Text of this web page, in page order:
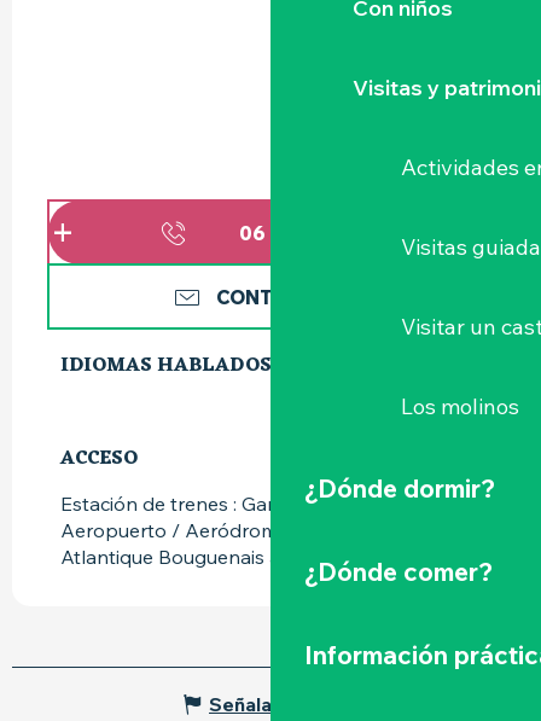
Con niños
Visitas y
Actividades
Visitas
Visitar un
Los molinos
¿Dónde dormir?
¿Dónde comer?
Información
06 12 53 41
CONTÁCTENOS
IDIOMAS HABLADOS
IDIOMAS HABLADOS
ACCESO
ACCESO
Estación de trenes : Gare de Clisson a 8km
Aeropuerto / Aeródromo : Aéroport Nantes
Atlantique Bouguenais a 45km
Señalar un error